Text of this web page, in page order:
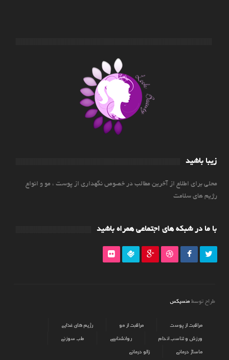
زیبا باشید
محلی برای اطلاع از آخرین مطالب در خصوص نگهداری از پوست ، مو و انواع
رژیم های سلامت
با ما در شبکه های اجتماعی همراه باشید
طراح توسط منسیکس
مراقبت از پوست مراقبت از مو
رژیم های غذایی
ورزش و تناسب اندام
روانشناسی
طب سوزنی
ماساژ درمانی
زالو درمانی